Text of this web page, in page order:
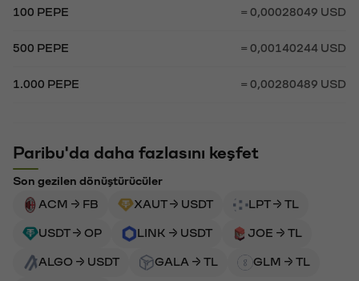
100 PEPE = 0,00028049 USD
500 PEPE = 0,00140244 USD
1.000 PEPE = 0,00280489 USD
Paribu'da daha fazlasını keşfet
Son gezilen dönüştürücüler
ACM → FB
XAUT → USDT LPT → TL
USDT → OP LINK → USDT JOE → TL
ALGO → USDT GALA → TL GLM → TL